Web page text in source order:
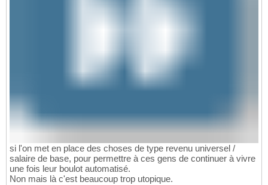
si l'on met en place des choses de type revenu universel /
salaire de base, pour permettre à ces gens de continuer à vivre
une fois leur boulot automatisé.
Non mais là c'est beaucoup trop utopique.